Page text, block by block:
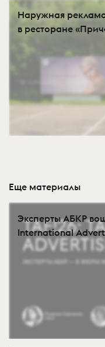
Наружная
в ресторане
Еще материалы
Эксперты АБКР
International